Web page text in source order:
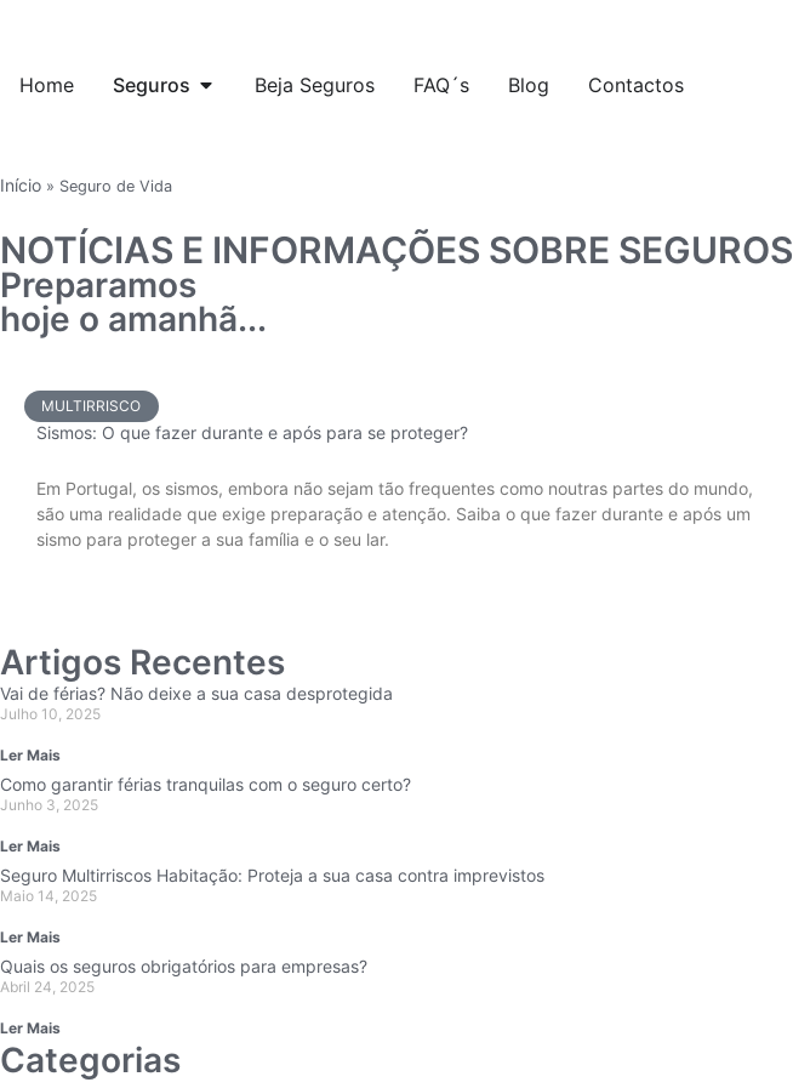
Home Seguros Beja Seguros FAQ´s Blog Contactos
Início » Seguro de Vida
NOTÍCIAS E INFORMAÇÕES SOBRE SEGUROS
Preparamos
hoje o amanhã...
MULTIRRISCO
Sismos: O que fazer durante e após para se proteger?
Em Portugal, os sismos, embora não sejam tão frequentes como noutras partes do mundo,
são uma realidade que exige preparação e atenção. Saiba o que fazer durante e após um
sismo para proteger a sua família e o seu lar.
Artigos Recentes
Vai de férias? Não deixe a sua casa desprotegida
Julho 10, 2025
Ler Mais
Como garantir férias tranquilas com o seguro certo?
Junho 3, 2025
Ler Mais
Seguro Multirriscos Habitação: Proteja a sua casa contra imprevistos
Maio 14, 2025
Ler Mais
Quais os seguros obrigatórios para empresas?
Abril 24, 2025
Ler Mais
Categorias